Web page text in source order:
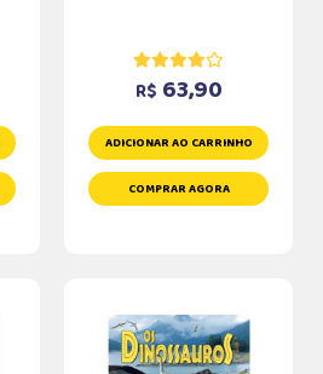
R$ 63,90
ADICIONAR AO CARRINHO
COMPRAR AGORA